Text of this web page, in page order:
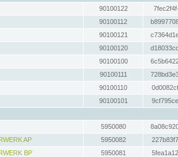
90100122
90100112
90100121
90100120
90100100
90100111
90100110
90100101
5950080
AP
5950082
BP
5950081